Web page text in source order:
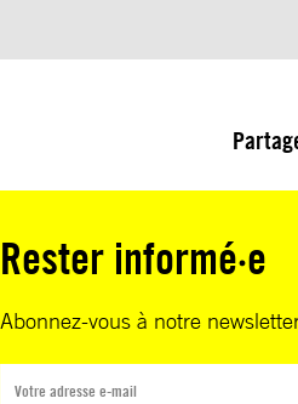
Rester informé·e
Abonnez-vous à notre